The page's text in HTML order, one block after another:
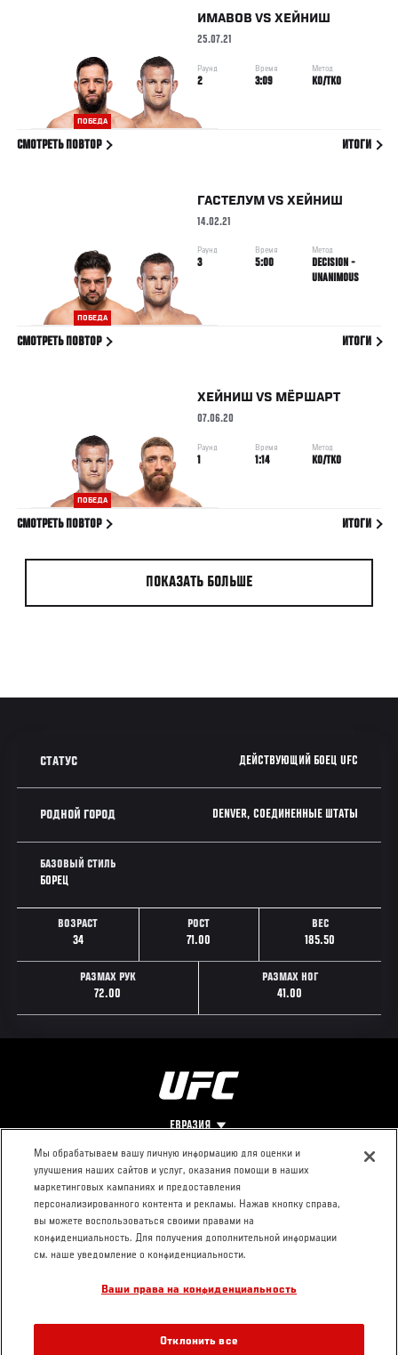
ПОБЕДА
ИМАВОВ VS ХЕЙНИШ
25.07.21
Раунд
2
Время
3:09
Метод
KO/TKO
СМОТРЕТЬ ПОВТОР ИТОГИ
ПОБЕДА
ГАСТЕЛУМ VS ХЕЙНИШ
14.02.21
Раунд
3
Время
5:00
Метод
DECISION -
UNANIMOUS
СМОТРЕТЬ ПОВТОР ИТОГИ
ПОБЕДА
ХЕЙНИШ VS МЁРШАРТ
07.06.20
Раунд
1
Время
1:14
Метод
KO/TKO
СМОТРЕТЬ ПОВТОР ИТОГИ
ПОКАЗАТЬ БОЛЬШЕ
СТАТУС ДЕЙСТВУЮЩИЙ БОЕЦ UFC
РОДНОЙ ГОРОД DENVER, СОЕДИНЕННЫЕ ШТАТЫ
БАЗОВЫЙ СТИЛЬ
БОРЕЦ
ВОЗРАСТ
34
РОСТ
71.00
ВЕС
185.50
РАЗМАХ РУК
72.00
РАЗМАХ НОГ
41.00
ЕВРАЗИЯ
Footer
О UFC
Про ММА
Социальная
ответственность
КОНТАКТЫ
Пресс-центр
Условия
использования
Мы обрабатываем вашу личную информацию для оценки и
улучшения наших сайтов и услуг, оказания помощи в наших
маркетинговых кампаниях и предоставления
персонализированного контента и рекламы. Нажав кнопку справа,
вы можете воспользоваться своими правами на
конфиденциальность. Для получения дополнительной информации
см. наше уведомление о конфиденциальности.
Ваши права на конфиденциальность
Отклонить все